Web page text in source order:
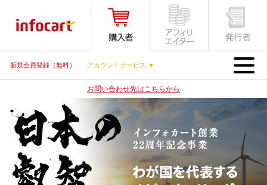
新規会員登録（無料） アカウントサービス ▼ MENU
お問い合わせ先はこちらから